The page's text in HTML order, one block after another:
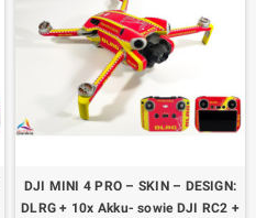
DJI MINI 4 PRO – SKIN – DESIGN:
DLRG + 10x Akku- sowie DJI RC2 +